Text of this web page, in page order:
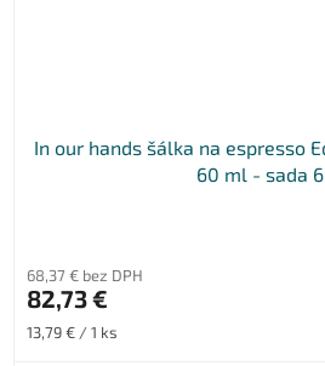
In our hands šálka na espresso
60 ml - sada
68,37 € bez DPH
82,73 €
Jednotková
13,79 € / 1 ks